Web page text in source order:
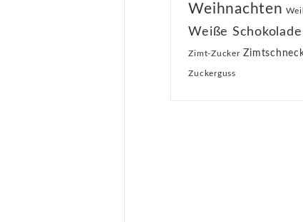
Weihnachten
Weiße Schokolade
Zimt-Zucker
Zuckerguss